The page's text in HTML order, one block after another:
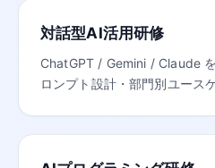
対話型AI活用研修
ChatGPT / Gemini / Claude
ロンプト設計・部門別ユース